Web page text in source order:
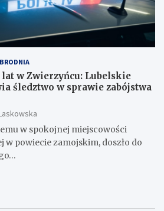
w Zwierzyńcu: Lubelskie
śledztwo w sprawie zabójstwa
w spokojnej miejscowości
w powiecie zamojskim, doszło do